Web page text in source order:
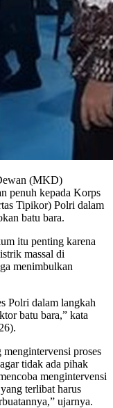
(MKD)
penuh kepada Korps
Tipikor) Polri dalam
batu bara.
itu penting karena
massal di
menimbulkan
Polri dalam langkah
batu bara,” kata
proses
tidak ada pihak
mengintervensi
terlibat harus
ujarnya.